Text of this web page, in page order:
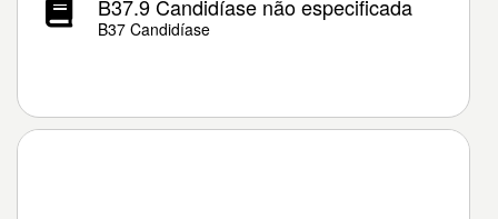
B37.9 Candidíase não especificada
B37 Candidíase